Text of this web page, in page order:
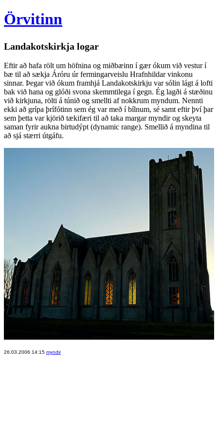
Örvitinn
Landakotskirkja logar
Eftir að hafa rölt um höfnina og miðbæinn í gær ókum við vestur í
bæ til að sækja Áróru úr fermingarveislu Hrafnhildar vinkonu
sinnar. Þegar við ókum framhjá Landakotskirkju var sólin lágt á lofti
bak við hana og glóði svona skemmtilega í gegn. Ég lagði á stæðinu
við kirkjuna, rölti á túnið og smellti af nokkrum myndum. Nennti
ekki að grípa þrífótinn sem ég var með í bílnum, sé samt eftir því þar
sem þetta var kjörið tækifæri til að taka margar myndir og skeyta
saman fyrir aukna birtudýpt (dynamic range). Smellið á myndina til
að sjá stærri útgáfu.
26.03.2006 14:15 myndir